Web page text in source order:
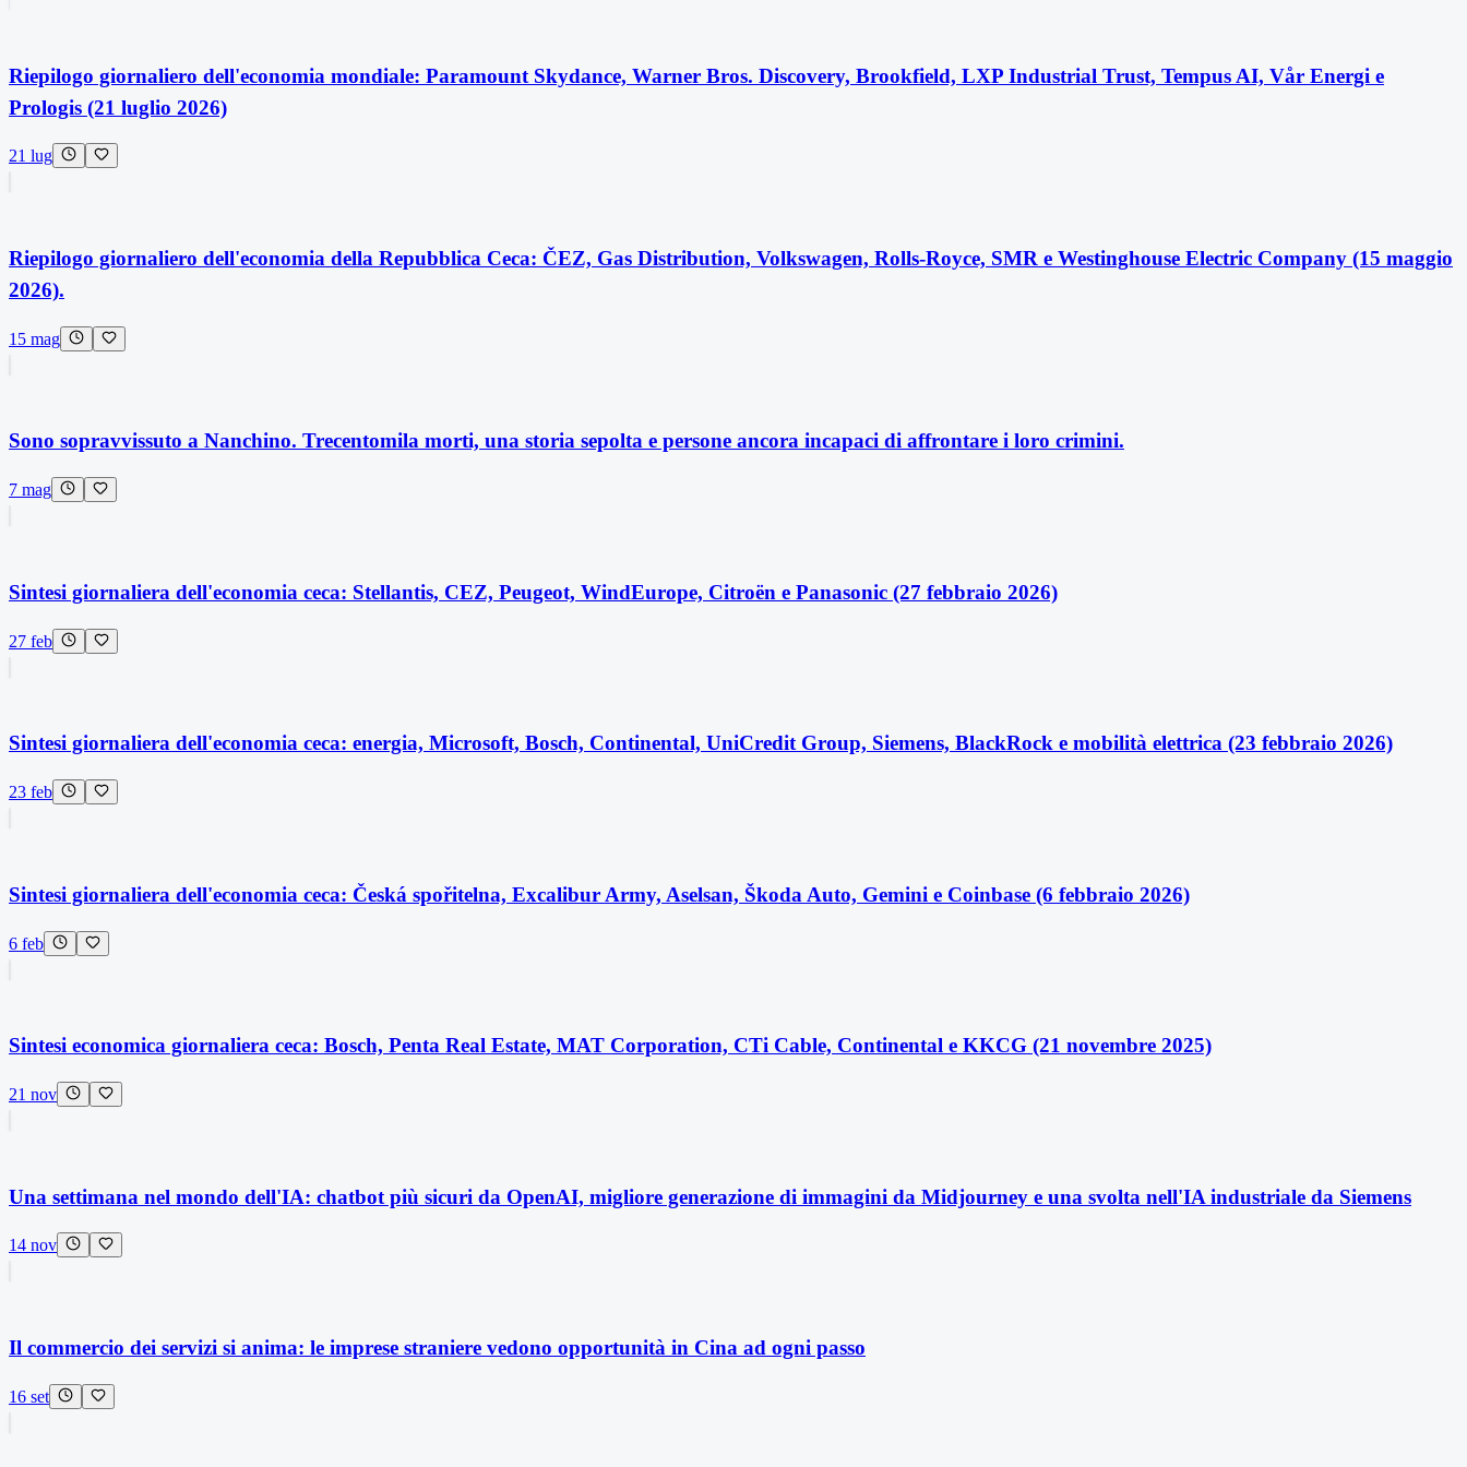
Riepilogo giornaliero dell'economia mondiale: Paramount Skydance, Warner Bros. Discovery, Brookfield, LXP Industrial Trust, Tempus AI, Vår Energi e
Prologis (21 luglio 2026)
21 lug
Riepilogo giornaliero dell'economia della Repubblica Ceca: ČEZ, Gas Distribution, Volkswagen, Rolls-Royce, SMR e Westinghouse Electric Company (15 maggio
2026).
15 mag
Sono sopravvissuto a Nanchino. Trecentomila morti, una storia sepolta e persone ancora incapaci di affrontare i loro crimini.
7 mag
Sintesi giornaliera dell'economia ceca: Stellantis, CEZ, Peugeot, WindEurope, Citroën e Panasonic (27 febbraio 2026)
27 feb
Sintesi giornaliera dell'economia ceca: energia, Microsoft, Bosch, Continental, UniCredit Group, Siemens, BlackRock e mobilità elettrica (23 febbraio 2026)
23 feb
Sintesi giornaliera dell'economia ceca: Česká spořitelna, Excalibur Army, Aselsan, Škoda Auto, Gemini e Coinbase (6 febbraio 2026)
6 feb
Sintesi economica giornaliera ceca: Bosch, Penta Real Estate, MAT Corporation, CTi Cable, Continental e KKCG (21 novembre 2025)
21 nov
Una settimana nel mondo dell'IA: chatbot più sicuri da OpenAI, migliore generazione di immagini da Midjourney e una svolta nell'IA industriale da Siemens
14 nov
Il commercio dei servizi si anima: le imprese straniere vedono opportunità in Cina ad ogni passo
16 set